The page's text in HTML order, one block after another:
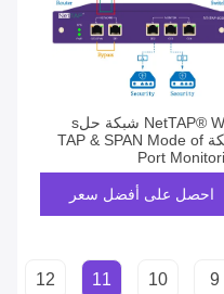
NetTAP® Web شبكة حلs
شبكة TAP & SPAN Mode of
Port
احصل على أفضل سعر
9
10
11
12